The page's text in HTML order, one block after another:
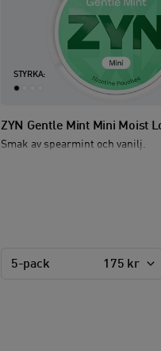
STYRKA:
ZYN Gentle Mint Mini Moist
Smak av spearmint och vanilj.
5-pack 175 kr